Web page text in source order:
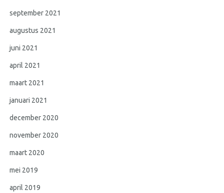
september 2021
augustus 2021
juni 2021
april 2021
maart 2021
januari 2021
december 2020
november 2020
maart 2020
mei 2019
april 2019